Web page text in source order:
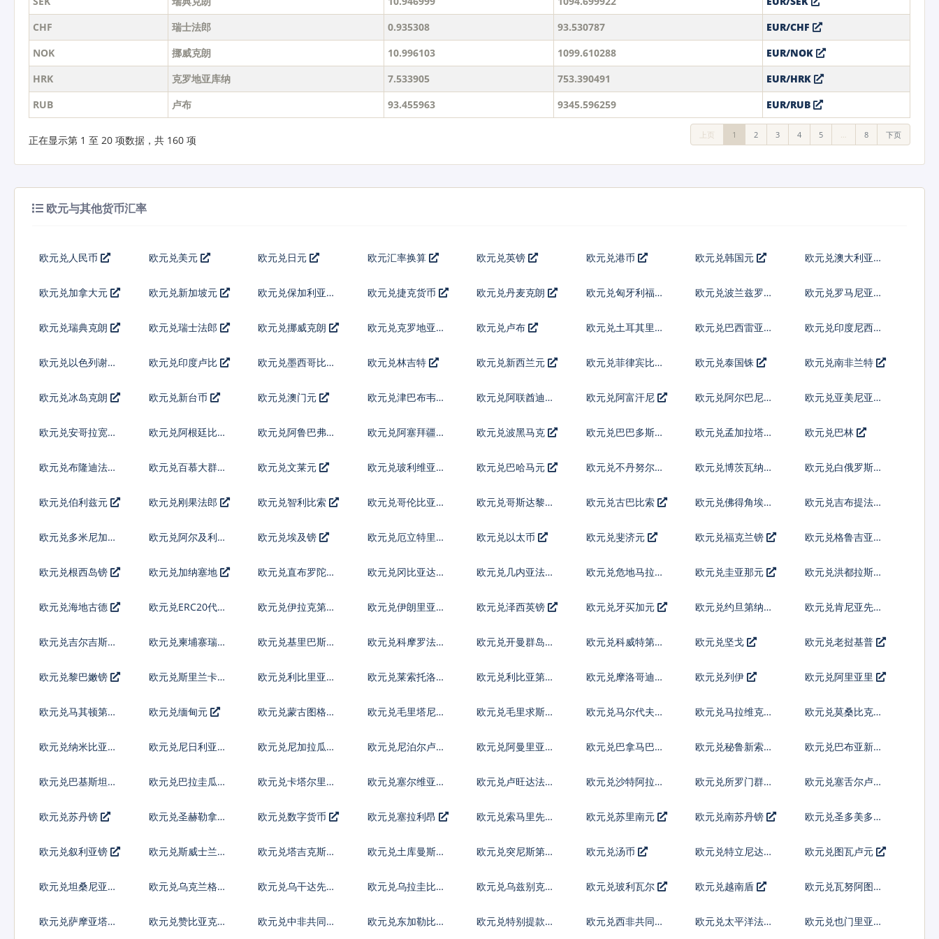
CHF
瑞士法郎 0.935308 93.530787
EUR/CHF
NOK
挪威克朗 10.996103 1099.610288
EUR/NOK
HRK
克罗地亚库纳 7.533905 753.390491
EUR/HRK
RUB
卢布 93.455963 9345.596259 EUR/RUB
正在显示第 1 至 20 项数据，共 160 项 上页 1 2 3 4 5 … 8 下页
欧元与其他货币汇率
欧元兑人民币 欧元兑美元 欧元兑日元 欧元汇率换算 欧元兑英镑 欧元兑港币 欧元兑韩国元 欧元兑澳大利亚元
欧元兑加拿大元 欧元兑新加坡元
欧元兑保加利亚列
欧元兑捷克货币 欧元兑丹麦克朗 欧元兑匈牙利福林 欧元兑波兰兹罗提
欧元兑罗马尼亚新
欧元兑瑞典克朗 欧元兑瑞士法郎 欧元兑挪威克朗
欧元兑克罗地亚库
欧元兑卢布 欧元兑土耳其里拉 欧元兑巴西雷亚尔
欧元兑印度尼西亚
欧元兑以色列谢克
欧元兑印度卢比 欧元兑墨西哥比索 欧元兑林吉特 欧元兑新西兰元 欧元兑菲律宾比索 欧元兑泰国铢 欧元兑南非兰特
欧元兑冰岛克朗 欧元兑新台币 欧元兑澳门元 欧元兑津巴布韦币
欧元兑阿联酋迪拉
欧元兑阿富汗尼
欧元兑阿尔巴尼亚
欧元兑亚美尼亚德
欧元兑安哥拉宽扎 欧元兑阿根廷比索
欧元兑阿鲁巴弗罗
欧元兑阿塞拜疆马
欧元兑波黑马克 欧元兑巴巴多斯元 欧元兑孟加拉塔卡 欧元兑巴林
欧元兑布隆迪法郎
欧元兑百慕大群岛
欧元兑文莱元 欧元兑玻利维亚诺 欧元兑巴哈马元
欧元兑不丹努尔特
欧元兑博茨瓦纳普
欧元兑白俄罗斯卢
欧元兑伯利兹元 欧元兑刚果法郎 欧元兑智利比索
欧元兑哥伦比亚比
欧元兑哥斯达黎加
欧元兑古巴比索
欧元兑佛得角埃斯
欧元兑吉布提法郎
欧元兑多米尼加比
欧元兑阿尔及利亚 欧元兑埃及镑
欧元兑厄立特里亚
欧元兑以太币 欧元兑斐济元 欧元兑福克兰镑
欧元兑格鲁吉亚拉
欧元兑根西岛镑 欧元兑加纳塞地 欧元兑直布罗陀镑
欧元兑冈比亚达拉
欧元兑几内亚法郎
欧元兑危地马拉格
欧元兑圭亚那元
欧元兑洪都拉斯伦
欧元兑海地古德 欧元兑ERC20代币
欧元兑伊拉克第纳
欧元兑伊朗里亚尔 欧元兑泽西英镑 欧元兑牙买加元 欧元兑约旦第纳尔 欧元兑肯尼亚先令
欧元兑吉尔吉斯斯
欧元兑柬埔寨瑞尔 欧元兑基里巴斯元 欧元兑科摩罗法郎 欧元兑开曼群岛元
欧元兑科威特第纳
欧元兑坚戈 欧元兑老挝基普
欧元兑黎巴嫩镑
欧元兑斯里兰卡卢
欧元兑利比里亚元 欧元兑莱索托洛蒂
欧元兑利比亚第纳
欧元兑摩洛哥迪拉
欧元兑列伊 欧元兑阿里亚里
欧元兑马其顿第纳
欧元兑缅甸元
欧元兑蒙古图格里
欧元兑毛里塔尼亚
欧元兑毛里求斯卢
欧元兑马尔代夫拉
欧元兑马拉维克瓦
欧元兑莫桑比克梅
欧元兑纳米比亚元
欧元兑尼日利亚奈
欧元兑尼加拉瓜科
欧元兑尼泊尔卢比 欧元兑阿曼里亚尔
欧元兑巴拿马巴波
欧元兑秘鲁新索尔
欧元兑巴布亚新几
欧元兑巴基斯坦卢
欧元兑巴拉圭瓜拉
欧元兑卡塔尔里亚
欧元兑塞尔维亚第
欧元兑卢旺达法郎 欧元兑沙特阿拉伯
欧元兑所罗门群岛
欧元兑塞舌尔卢比
欧元兑苏丹镑 欧元兑圣赫勒拿镑 欧元兑数字货币 欧元兑塞拉利昂 欧元兑索马里先令 欧元兑苏里南元 欧元兑南苏丹镑
欧元兑圣多美多布
欧元兑叙利亚镑
欧元兑斯威士兰里
欧元兑塔吉克斯坦
欧元兑土库曼斯坦
欧元兑突尼斯第纳
欧元兑汤币
欧元兑特立尼达多
欧元兑图瓦卢元
欧元兑坦桑尼亚先
欧元兑乌克兰格里
欧元兑乌干达先令 欧元兑乌拉圭比索
欧元兑乌兹别克斯
欧元兑玻利瓦尔 欧元兑越南盾
欧元兑瓦努阿图瓦
欧元兑萨摩亚塔拉 欧元兑赞比亚克瓦 欧元兑中非共同体 欧元兑东加勒比元 欧元兑特别提款权 欧元兑西非共同体 欧元兑太平洋法郎 欧元兑也门里亚尔